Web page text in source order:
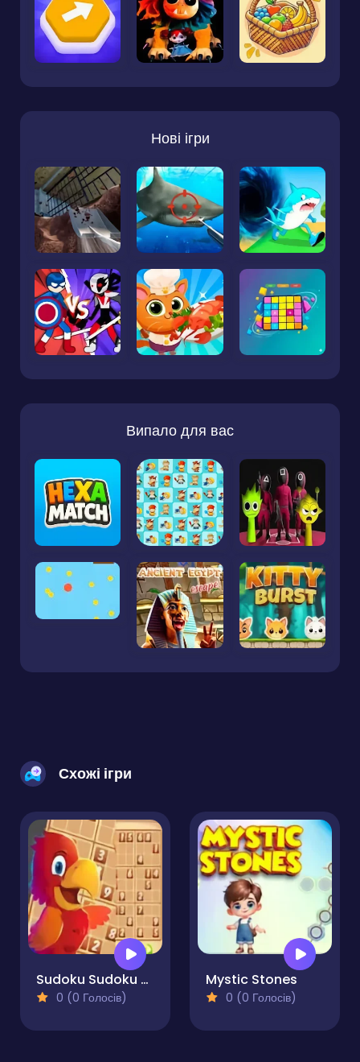
Нові ігри
Випало для вас
Схожі ігри
Sudoku Sudoku Online
0 (0 Голосів)
Mystic Stones
0 (0 Голосів)